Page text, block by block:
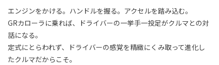
エンジンをかける。ハンドルを握る。アクセルを踏み込む。
GRカローラに乗れば、ドライバーの一挙手一投足がクルマとの対
話になる。
定式にとらわれず、ドライバーの感覚を精緻にくみ取って進化し
たクルマだからこそ。